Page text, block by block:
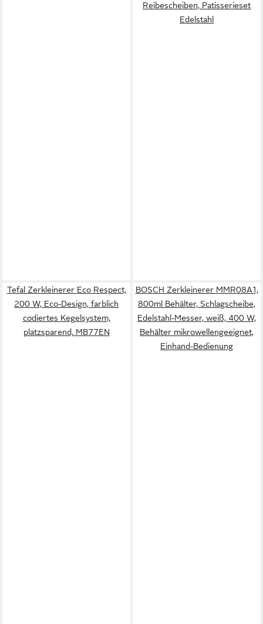
Reibescheiben, Patisserieset
Edelstahl
Tefal Zerkleinerer Eco Respect,
200 W, Eco-Design, farblich
codiertes Kegelsystem,
platzsparend, MB77EN
BOSCH Zerkleinerer MMR08A1,
800ml Behälter, Schlagscheibe,
Edelstahl-Messer, weiß, 400 W,
Behälter mikrowellengeeignet,
Einhand-Bedienung